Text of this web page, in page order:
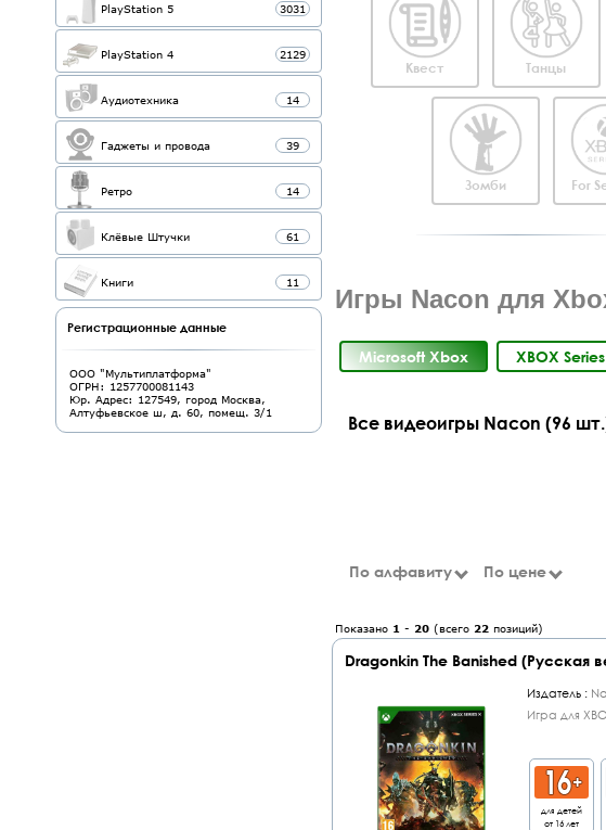
PlayStation 5 3031
PlayStation 4 2129
Аудиотехника 14
Гаджеты и провода 39
Ретро 14
Клёвые Штучки 61
Книги 11
Регистрационные данные
ООО "Мультиплатформа"
ОГРН: 1257700081143
Юр. Адрес: 127549, город Москва,
Алтуфьевское ш, д. 60, помещ. 3/1
Квест Танцы
Зомби For
Игры Nacon для
Microsoft Xbox XBOX Series
Все видеоигры Nacon (96
По алфавиту По цене
Показано 1 - 20 (всего 22 позиций)
Dragonkin The Banished (Русская
Издатель :
Игра для
для детей
от 16 лет